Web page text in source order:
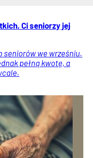
Ci seniorzy jej
seniorów we wrześniu.
pełną kwotę, a